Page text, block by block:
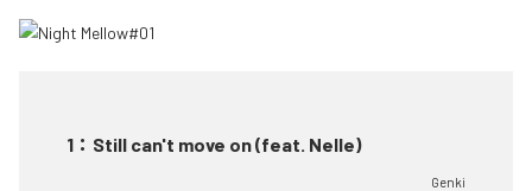
1 ： Still can't move on (feat. Nelle)
Genki